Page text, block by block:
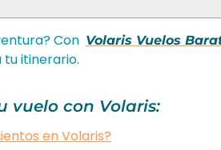
Con Volaris Vuelos
itinerario.
vuelo con Volaris:
en Volaris?